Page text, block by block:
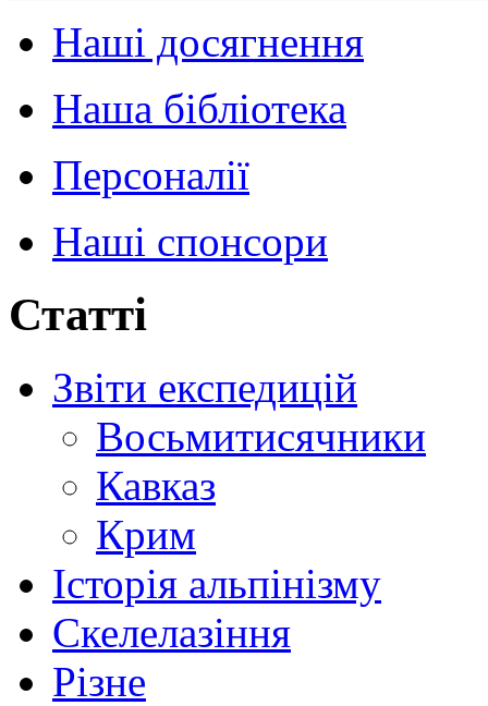
Наші досягнення
Наша бібліотека
Персоналії
Наші спонсори
Статті
Звіти експедицій
Восьмитисячники
Кавказ
Крим
Історія альпінізму
Скелелазіння
Різне